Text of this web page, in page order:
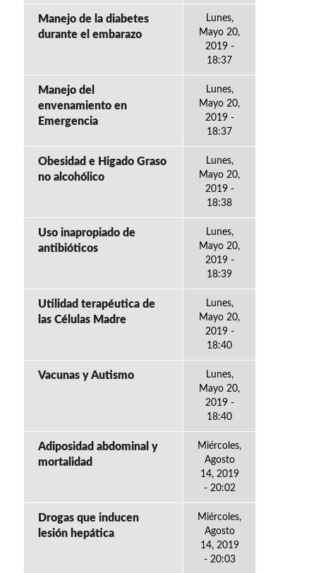
Manejo de la diabetes
durante el embarazo
Lunes,
Mayo 20,
2019 -
18:37
Manejo del
envenamiento en
Emergencia
Lunes,
Mayo 20,
2019 -
18:37
Obesidad e Higado Graso
no alcohólico
Lunes,
Mayo 20,
2019 -
18:38
Uso inapropiado de
antibióticos
Lunes,
Mayo 20,
2019 -
18:39
Utilidad terapéutica de
las Células Madre
Lunes,
Mayo 20,
2019 -
18:40
Vacunas y Autismo
Lunes,
Mayo 20,
2019 -
18:40
Adiposidad abdominal y
mortalidad
Miércoles,
Agosto
14, 2019
- 20:02
Drogas que inducen
lesión hepática
Miércoles,
Agosto
14, 2019
- 20:03